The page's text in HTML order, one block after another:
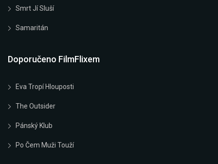
Smrt Jí Sluší
Samaritán
Doporučeno FilmFlixem
Eva Tropí Hlouposti
The Outsider
Pánský Klub
Po Čem Muži Touží